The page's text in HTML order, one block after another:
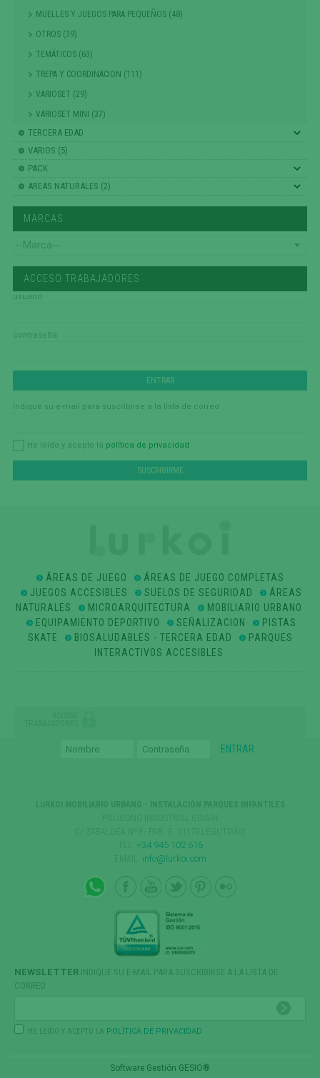
MUELLES Y JUEGOS PARA PEQUEÑOS (48)
OTROS (39)
TEMÁTICOS (63)
TREPA Y COORDINACION (111)
VARIOSET (29)
VARIOSET MINI (37)
TERCERA EDAD
VARIOS (5)
PACK
AREAS NATURALES (2)
MARCAS
ACCESO TRABAJADORES
usuario
contraseña
Indique su e-mail para suscribirse a la lista de correo
He leído y acepto la política de privacidad
ÁREAS DE JUEGO
ÁREAS DE JUEGO COMPLETAS
JUEGOS ACCESIBLES
SUELOS DE SEGURIDAD
ÁREAS
NATURALES
MICROARQUITECTURA
MOBILIARIO URBANO
EQUIPAMIENTO DEPORTIVO
SEÑALIZACION
PISTAS
SKATE
BIOSALUDABLES - TERCERA EDAD
PARQUES
INTERACTIVOS ACCESIBLES
ACCESO
TRABAJADORES
+34 945 102 616
info@lurkoi.com
NEWSLETTER INDIQUE SU E-MAIL PARA SUSCRIBIRSE A LA LISTA DE
CORREO
HE LEÍDO Y ACEPTO LA POLÍTICA DE PRIVACIDAD
Software Gestión GESIO®